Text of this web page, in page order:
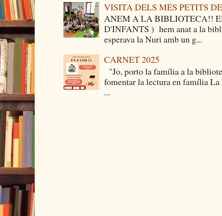
VISITA DELS MÉS PETITS
ANEM A LA BIBLIOTECA!!
D'INFANTS ) hem anat a la
esperava la Nuri amb un g...
CARNET 2025
"Jo, porto la família a la
fomentar la lectura en família
...